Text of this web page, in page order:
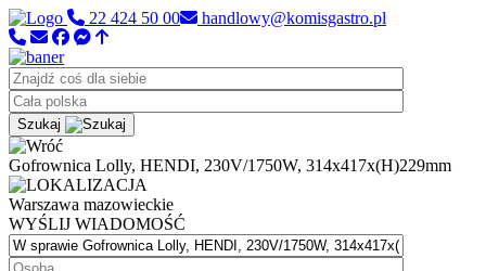
22 424 50 00 handlowy@komisgastro.pl
Szukaj
Gofrownica Lolly, HENDI, 230V/1750W, 314x417x(H)229mm
Warszawa mazowieckie
WYŚLIJ WIADOMOŚĆ